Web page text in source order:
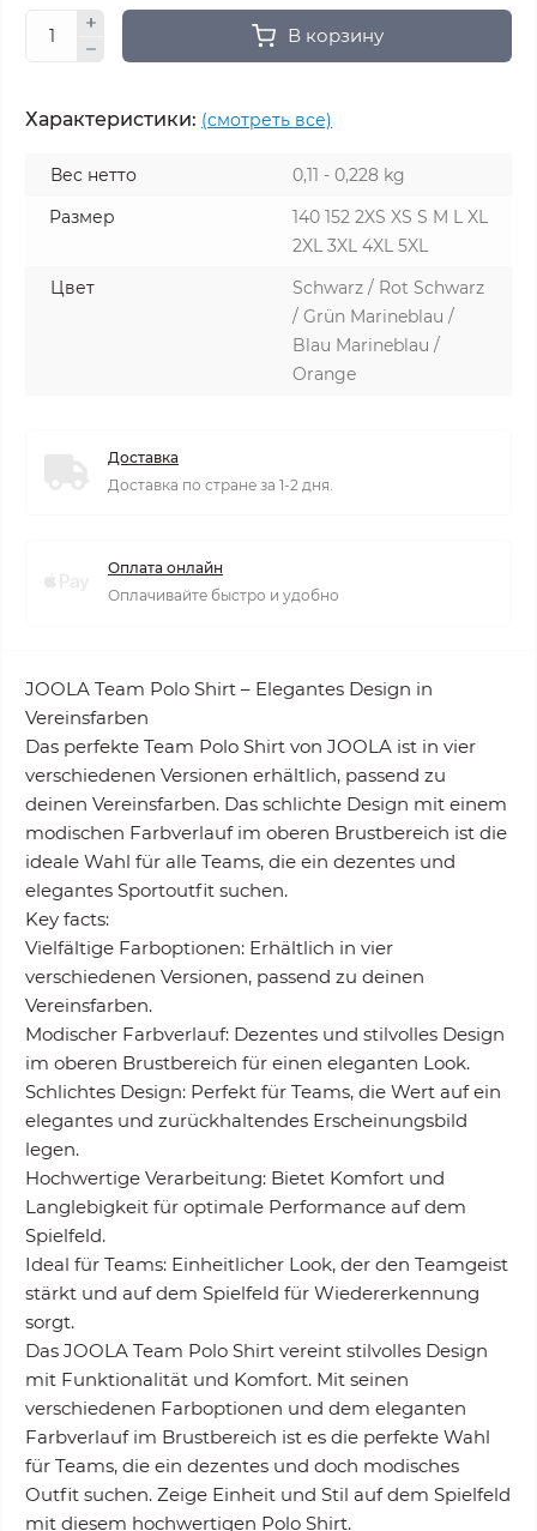
В корзину
Характеристики: (смотреть все)
Вес нетто
0,11 - 0,228 kg
Размер
140 152 2XS XS S M L XL
2XL 3XL 4XL 5XL
Цвет
Schwarz / Rot Schwarz
/ Grün Marineblau /
Blau Marineblau /
Orange
Доставка
Доставка по стране за 1-2 дня.
Оплата онлайн
Оплачивайте быстро и удобно
JOOLA Team Polo Shirt – Elegantes Design in
Vereinsfarben
Das perfekte Team Polo Shirt von JOOLA ist in vier
verschiedenen Versionen erhältlich, passend zu
deinen Vereinsfarben. Das schlichte Design mit einem
modischen Farbverlauf im oberen Brustbereich ist die
ideale Wahl für alle Teams, die ein dezentes und
elegantes Sportoutfit suchen.
Key facts:
Vielfältige Farboptionen: Erhältlich in vier
verschiedenen Versionen, passend zu deinen
Vereinsfarben.
Modischer Farbverlauf: Dezentes und stilvolles Design
im oberen Brustbereich für einen eleganten Look.
Schlichtes Design: Perfekt für Teams, die Wert auf ein
elegantes und zurückhaltendes Erscheinungsbild
legen.
Hochwertige Verarbeitung: Bietet Komfort und
Langlebigkeit für optimale Performance auf dem
Spielfeld.
Ideal für Teams: Einheitlicher Look, der den Teamgeist
stärkt und auf dem Spielfeld für Wiedererkennung
sorgt.
Das JOOLA Team Polo Shirt vereint stilvolles Design
mit Funktionalität und Komfort. Mit seinen
verschiedenen Farboptionen und dem eleganten
Farbverlauf im Brustbereich ist es die perfekte Wahl
für Teams, die ein dezentes und doch modisches
Outfit suchen. Zeige Einheit und Stil auf dem Spielfeld
mit diesem hochwertigen Polo Shirt.